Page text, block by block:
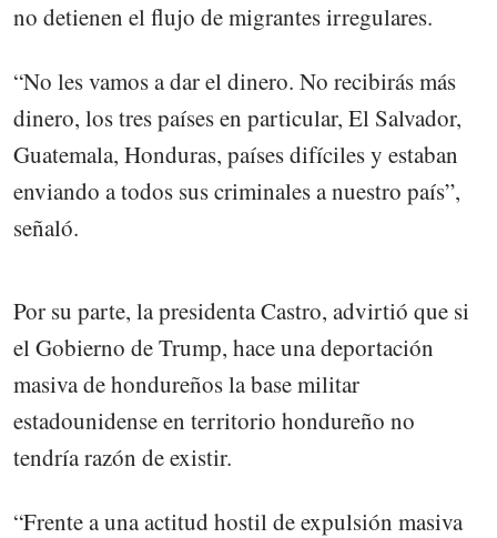
no detienen el flujo de migrantes irregulares.
“No les vamos a dar el dinero. No recibirás más
dinero, los tres países en particular, El Salvador,
Guatemala, Honduras, países difíciles y estaban
enviando a todos sus criminales a nuestro país”,
señaló.
Por su parte, la presidenta Castro, advirtió que si
el Gobierno de Trump, hace una deportación
masiva de hondureños la base militar
estadounidense en territorio hondureño no
tendría razón de existir.
“Frente a una actitud hostil de expulsión masiva